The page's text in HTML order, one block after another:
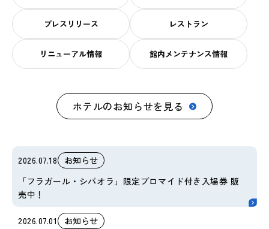
プレスリリース レストラン
リニューアル情報 館内メンテナンス情報
ホテルのお知らせを見る
2026.07.18
お知らせ
「フラガール・シバオラ」限定ブロマイド付き入場券 販
売中！
2026.07.01
お知らせ